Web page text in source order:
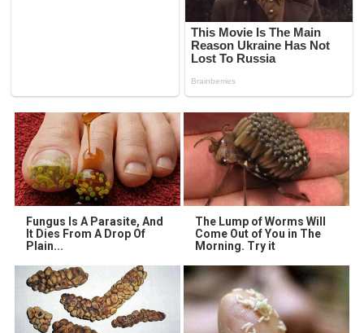
Fungus Is A Parasite, And
It Dies From A Drop Of
Plain...
The Lump of Worms Will
Come Out of You in The
Morning. Try it